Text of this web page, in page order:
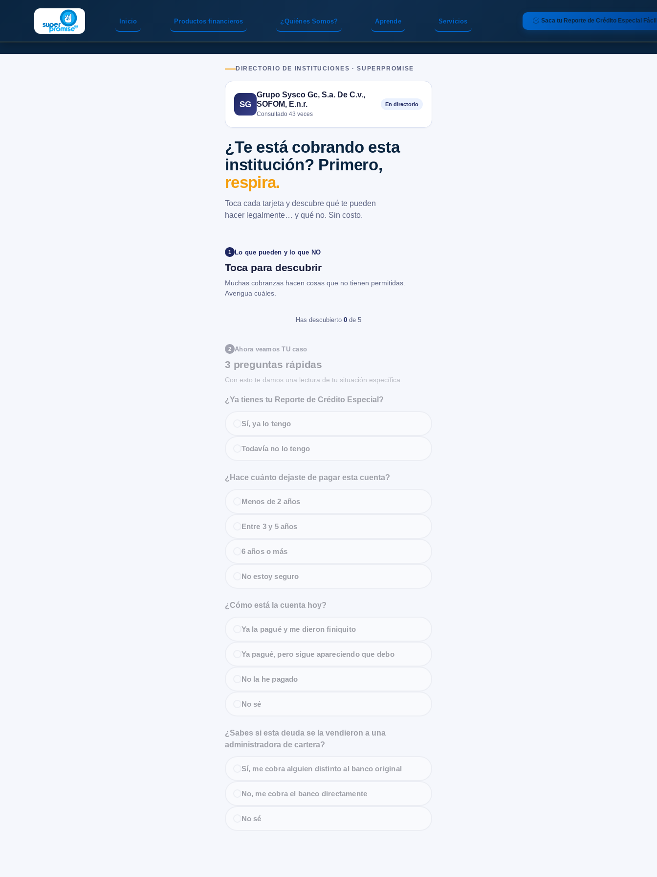
Inicio Servicios
Productos financieros ¿Quiénes Somos? Aprende Saca tu Reporte de Crédito Especial Fácil
DIRECTORIO DE INSTITUCIONES · SUPERPROMISE
SG
Grupo Sysco Gc, S.a. De C.v.,
SOFOM, E.n.r.
Consultado 43 veces
En directorio
¿Te está cobrando esta
institución? Primero,
respira.
Toca cada tarjeta y descubre qué te pueden
hacer legalmente… y qué no. Sin costo.
1 Lo que pueden y lo que NO
Toca para descubrir
Muchas cobranzas hacen cosas que no tienen permitidas.
Averigua cuáles.
Has descubierto 0 de 5
2 Ahora veamos TU caso
3 preguntas rápidas
Con esto te damos una lectura de tu situación específica.
¿Ya tienes tu Reporte de Crédito Especial?
Sí, ya lo tengo
Todavía no lo tengo
¿Hace cuánto dejaste de pagar esta cuenta?
Menos de 2 años
Entre 3 y 5 años
6 años o más
No estoy seguro
¿Cómo está la cuenta hoy?
Ya la pagué y me dieron finiquito
Ya pagué, pero sigue apareciendo que debo
No la he pagado
No sé
¿Sabes si esta deuda se la vendieron a una
administradora de cartera?
Sí, me cobra alguien distinto al banco original
No, me cobra el banco directamente
No sé